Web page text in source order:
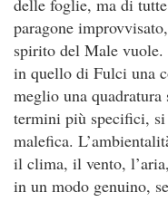
delle foglie, ma di
paragone
spirito del Male
in quello di Fulci una
meglio una
termini più specifici, si
malefica.
il clima, il vento,
in un modo genuino,